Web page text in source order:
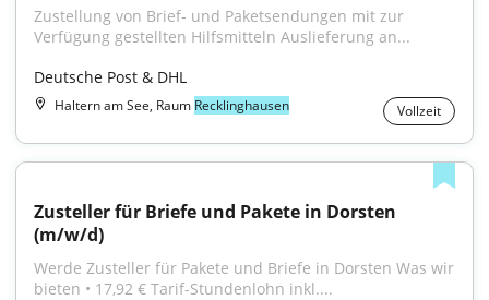
Zustellung von Brief- und Paketsendungen mit zur
Verfügung gestellten Hilfsmitteln Auslieferung an...
Deutsche Post & DHL
Haltern am See, Raum Recklinghausen Vollzeit
Zusteller für Briefe und Pakete in Dorsten
(m/w/d)
Werde Zusteller für Pakete und Briefe in Dorsten Was wir
bieten • 17,92 € Tarif-Stundenlohn inkl....